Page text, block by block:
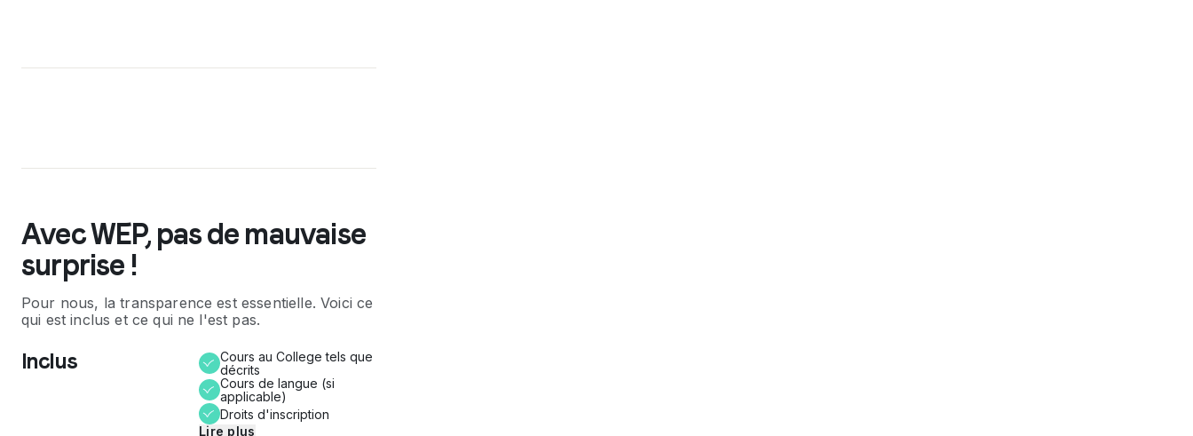
Avec WEP, pas de mauvaise
surprise !
Pour nous, la transparence est essentielle. Voici ce
qui est inclus et ce qui ne l'est pas.
Inclus
Cours au College tels que
décrits
Cours de langue (si
applicable)
Droits d'inscription
Lire plus